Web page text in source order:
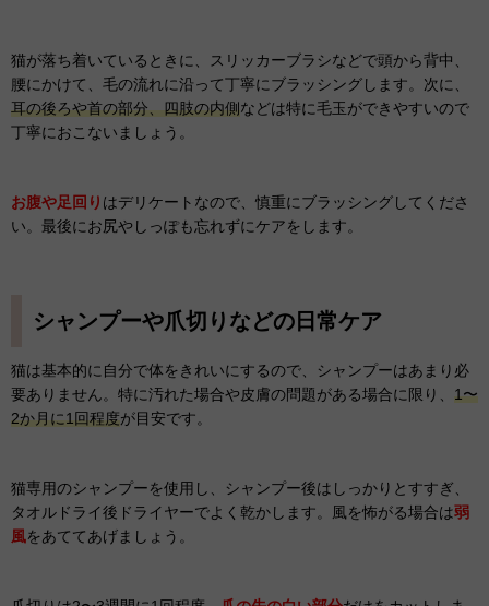
猫が落ち着いているときに、スリッカーブラシなどで頭から背中、
腰にかけて、毛の流れに沿って丁寧にブラッシングします。次に、
耳の後ろや首の部分、四肢の内側などは特に毛玉ができやすいので
丁寧におこないましょう。
お腹や足回り はデリケートなので、慎重にブラッシングしてくださ
い。最後にお尻やしっぽも忘れずにケアをします。
シャンプーや爪切りなどの日常ケア
猫は基本的に自分で体をきれいにするので、シャンプーはあまり必
要ありません。特に汚れた場合や皮膚の問題がある場合に限り、 1〜
2か月に1回程度が目安です。
猫専用のシャンプーを使用し、シャンプー後はしっかりとすすぎ、
タオルドライ後ドライヤーでよく乾かします。風を怖がる場合は弱
風をあててあげましょう。